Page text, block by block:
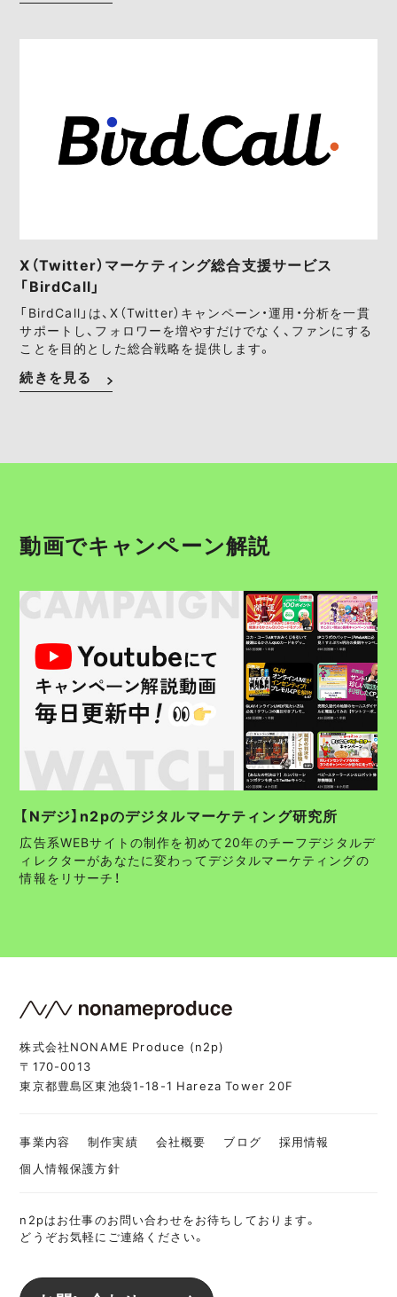
X（Twitter）マーケティング総合支援サービス
「BirdCall」
「BirdCall」は、X（Twitter）キャンペーン・運用・分析を一貫
サポートし、フォロワーを増やすだけでなく、ファンにする
ことを目的とした総合戦略を提供します。
続きを見る
動画でキャンペーン解説
【Nデジ】n2pのデジタルマーケティング研究所
広告系WEBサイトの制作を初めて20年のチーフデジタルデ
ィレクターがあなたに変わってデジタルマーケティングの
情報をリサーチ！
株式会社NONAME Produce (n2p)
〒170-0013
東京都豊島区東池袋1-18-1 Hareza Tower 20F
事業内容 制作実績 会社概要 ブログ
採用情報
個人情報保護方針
n2pはお仕事のお問い合わせをお待ちしております。
どうぞお気軽にご連絡ください。